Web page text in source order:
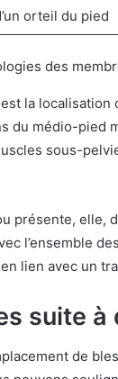
orteil du pied
des
la localisation
du médio-pied
sous-
présente,
l’ensemble
lien avec un
suite à
de